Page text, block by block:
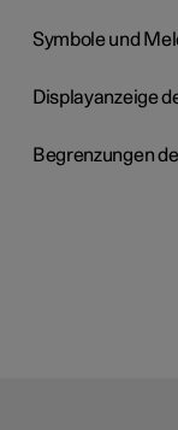
Symbole und
Displayanzeige
Begrenzungen